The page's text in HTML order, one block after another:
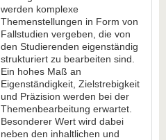
werden komplexe
Themenstellungen in Form von
Fallstudien vergeben, die von
den Studierenden eigenständig
strukturiert zu bearbeiten sind.
Ein hohes Maß an
Eigenständigkeit, Zielstrebigkeit
und Präzision werden bei der
Themenbearbeitung erwartet.
Besonderer Wert wird dabei
neben den inhaltlichen und